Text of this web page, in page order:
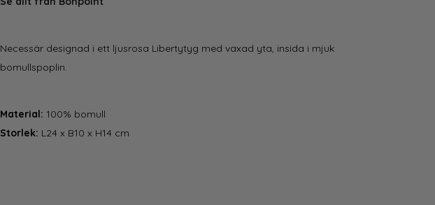
Necessär designad i ett ljusrosa Libertytyg med vaxad yta, insida i mjuk
bomullspoplin.
Material: 100% bomull
Storlek: L24 x B10 x H14 cm